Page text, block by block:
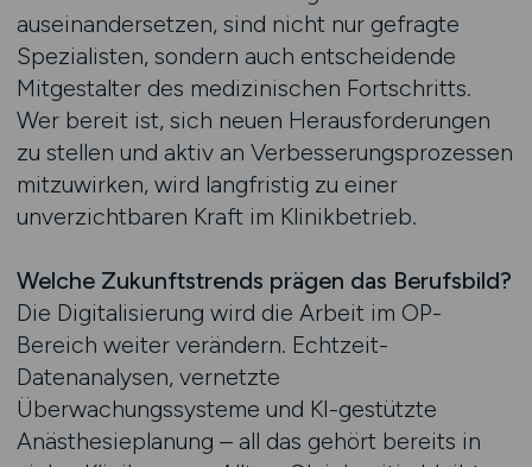
auseinandersetzen, sind nicht nur gefragte
Spezialisten, sondern auch entscheidende
Mitgestalter des medizinischen Fortschritts.
Wer bereit ist, sich neuen Herausforderungen
zu stellen und aktiv an Verbesserungsprozessen
mitzuwirken, wird langfristig zu einer
unverzichtbaren Kraft im Klinikbetrieb.
Welche Zukunftstrends prägen das Berufsbild?
Die Digitalisierung wird die Arbeit im OP-
Bereich weiter verändern. Echtzeit-
Datenanalysen, vernetzte
Überwachungssysteme und KI-gestützte
Anästhesieplanung – all das gehört bereits in